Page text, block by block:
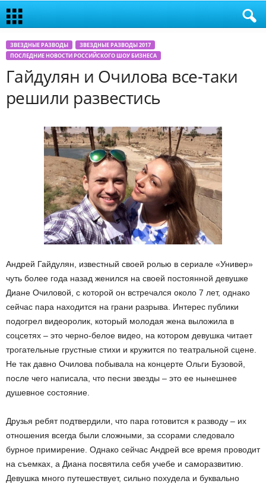
ЗВЕЗДНЫЕ РАЗВОДЫ
ЗВЕЗДНЫЕ РАЗВОДЫ 2017
ПОСЛЕДНИЕ НОВОСТИ РОССИЙСКОГО ШОУ БИЗНЕСА
Гайдулян и Очилова все-таки
решили развестись
Андрей Гайдулян, известный своей ролью в сериале «Универ»
чуть более года назад женился на своей постоянной девушке
Диане Очиловой, с которой он встречался около 7 лет, однако
сейчас пара находится на грани разрыва. Интерес публики
подогрел видеоролик, который молодая жена выложила в
соцсетях – это черно-белое видео, на котором девушка читает
трогательные грустные стихи и кружится по театральной сцене.
Не так давно Очилова побывала на концерте Ольги Бузовой,
после чего написала, что песни звезды – это ее нынешнее
душевное состояние.
Друзья ребят подтвердили, что пара готовится к разводу – их
отношения всегда были сложными, за ссорами следовало
бурное примирение. Однако сейчас Андрей все время проводит
на съемках, а Диана посвятила себя учебе и саморазвитию.
Девушка много путешествует, сильно похудела и буквально